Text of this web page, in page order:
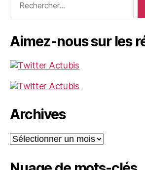
Aimez-nous sur les
Archives
Archives